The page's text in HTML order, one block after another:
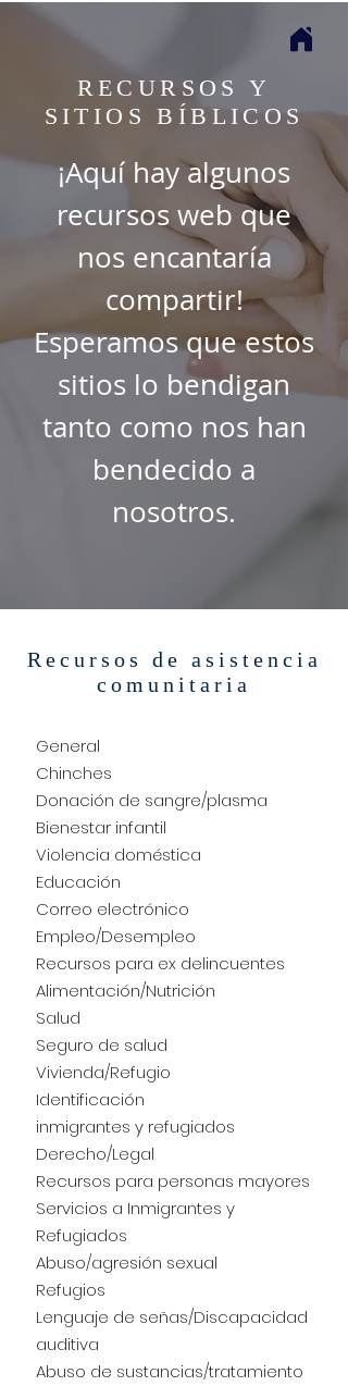
RECURSOS Y
SITIOS BÍBLICOS
¡Aquí hay algunos
recursos web que
nos encantaría
compartir!
Esperamos que estos
sitios lo bendigan
tanto como nos han
bendecido a
nosotros.
Recursos de asistencia
comunitaria
General
Chinches
Donación de sangre/plasma
Bienestar infantil
Violencia doméstica
Educación
Correo electrónico
Empleo/Desempleo
Recursos para ex delincuentes
Alimentación/Nutrición
Salud
Seguro de salud
Vivienda/Refugio
Identificación
inmigrantes y refugiados
Derecho/Legal
Recursos para personas mayores
Servicios a Inmigrantes y
Refugiados
Abuso/agresión sexual
Refugios
Lenguaje de señas/Discapacidad
auditiva
Abuso de sustancias/tratamiento